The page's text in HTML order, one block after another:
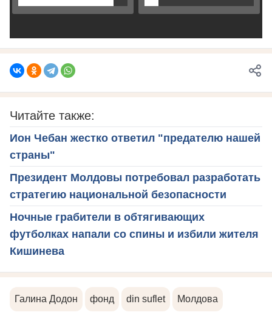
Читайте также:
Ион Чебан жестко ответил "предателю нашей
страны"
Президент Молдовы потребовал разработать
стратегию национальной безопасности
Ночные грабители в обтягивающих
футболках напали со спины и избили жителя
Кишинева
Галина Додон фонд din suflet Молдова